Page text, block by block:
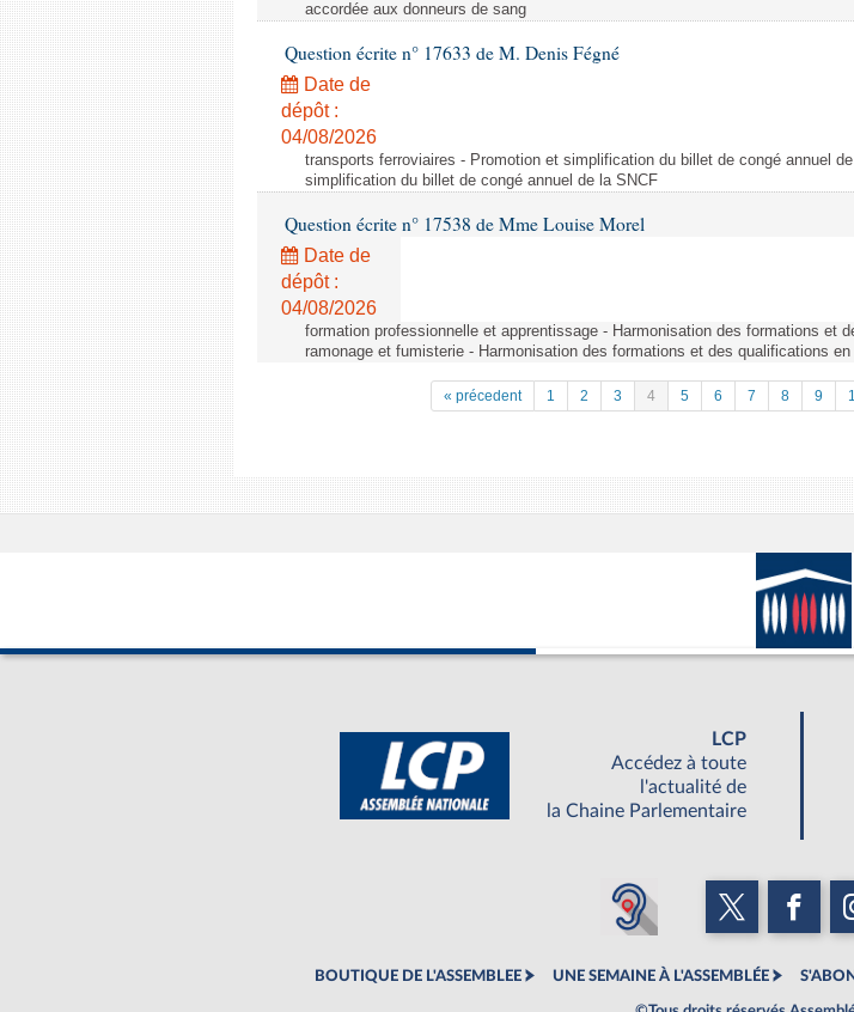
accordée aux donneurs de sang
Question écrite n° 17633 de M. Denis Fégné
Date de
dépôt :
04/08/2026
transports ferroviaires - Promotion et simplification du billet de congé annuel
simplification du billet de congé annuel de la SNCF
Question écrite n° 17538 de Mme Louise Morel
Date de
dépôt :
04/08/2026
formation professionnelle et apprentissage - Harmonisation des formations et
ramonage et fumisterie - Harmonisation des formations et des qualifications
« précedent 1 2 3 4 5 6 7 8 9
LCP
Accédez à toute
l'actualité de
la Chaine Parlementaire
BOUTIQUE DE L'ASSEMBLEE UNE SEMAINE À L'ASSEMBLÉE